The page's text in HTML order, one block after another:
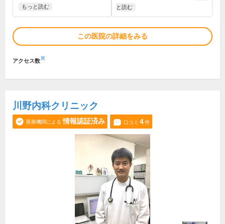
もっと読む
と読む
この医院の詳細をみる
アクセス数※
川野内科クリニック
医療機関による 情報認証済み 口コミ 4件